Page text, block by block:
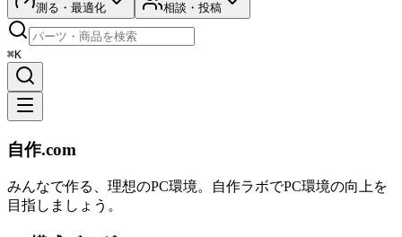
測る・最適化 相談・投稿
⌘K
自作.com
みんなで作る、理想のPC環境。 自作ラボでPC環境の向上を
目指しましょう。